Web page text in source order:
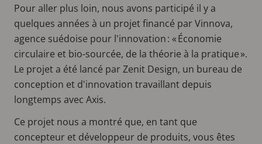
Pour aller plus loin, nous avons participé il y a
quelques années à un projet financé par Vinnova,
agence suédoise pour l'innovation : « Économie
circulaire et bio-sourcée, de la théorie à la pratique ».
Le projet a été lancé par Zenit Design, un bureau de
conception et d'innovation travaillant depuis
longtemps avec Axis.
Ce projet nous a montré que, en tant que
concepteur et développeur de produits, vous êtes